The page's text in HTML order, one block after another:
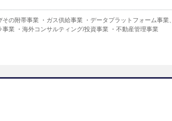
その附帯事業 ・ガス供給事業 ・データプラットフォーム事業
事業 ・海外コンサルティング/投資事業 ・不動産管理事業